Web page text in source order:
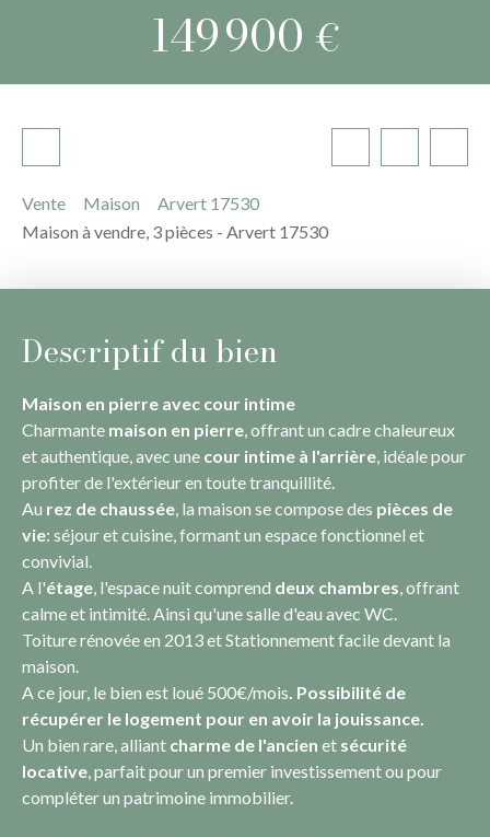
149 900 €
Vente Maison
Arvert 17530
Maison à vendre, 3 pièces - Arvert 17530
Descriptif du bien
Maison en pierre avec cour intime
Charmante maison en pierre, offrant un cadre chaleureux
et authentique, avec une cour intime à l'arrière, idéale pour
profiter de l'extérieur en toute tranquillité.
Au rez de chaussée, la maison se compose des pièces de
vie: séjour et cuisine, formant un espace fonctionnel et
convivial.
A l'étage, l'espace nuit comprend deux chambres, offrant
calme et intimité. Ainsi qu'une salle d'eau avec WC.
Toiture rénovée en 2013 et Stationnement facile devant la
maison.
A ce jour, le bien est loué 500€/mois. Possibilité de
récupérer le logement pour en avoir la jouissance.
Un bien rare, alliant charme de l'ancien et sécurité
locative, parfait pour un premier investissement ou pour
compléter un patrimoine immobilier.